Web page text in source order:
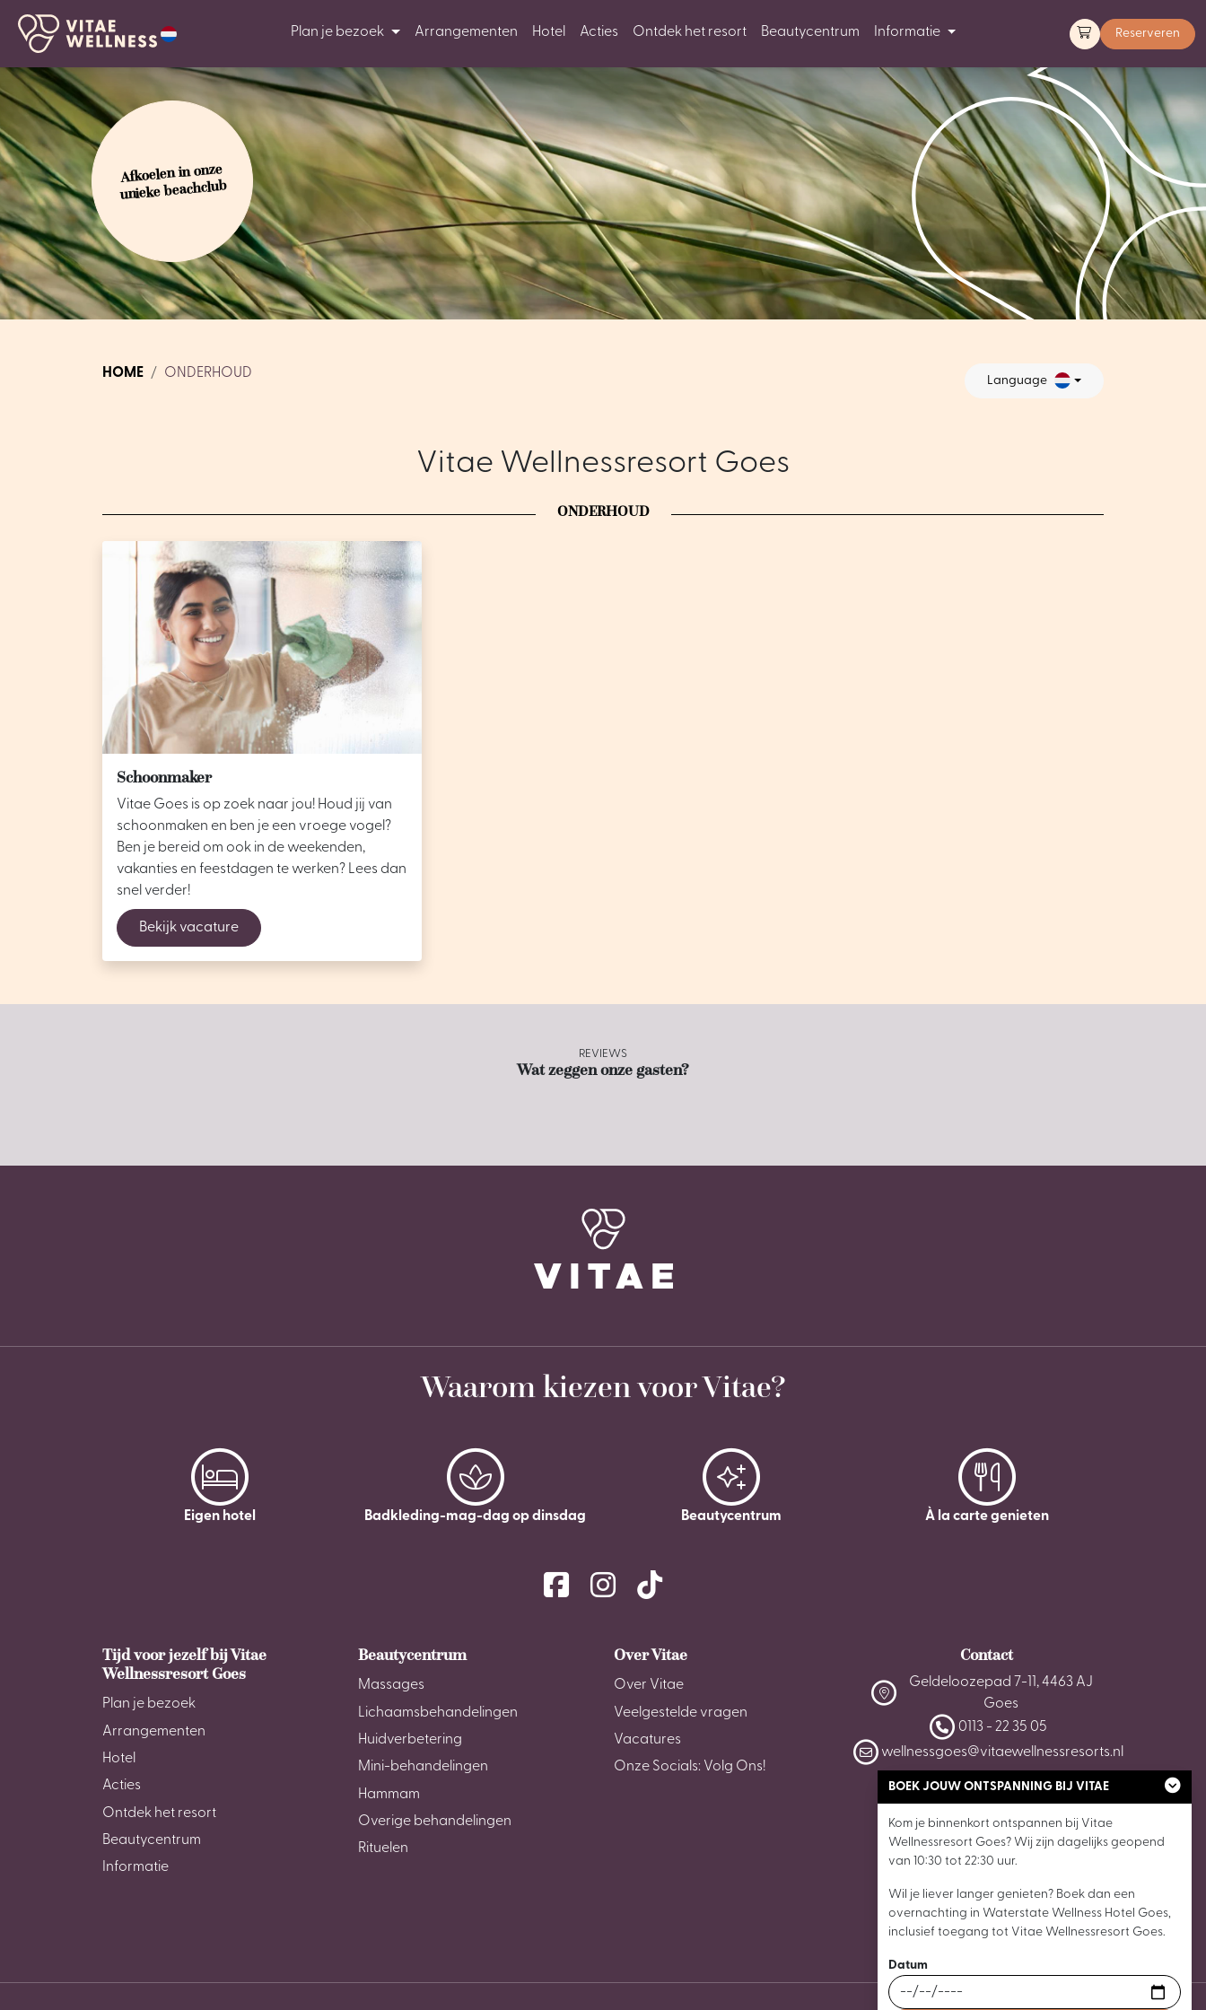
Plan je bezoek Arrangementen Hotel Acties Ontdek het resort Beautycentrum Informatie Reserveren
Afkoelen in onze
unieke beachclub
HOME ONDERHOUD Language
Vitae Wellnessresort Goes
ONDERHOUD
Schoonmaker
Vitae Goes is op zoek naar jou! Houd jij van
schoonmaken en ben je een vroege vogel?
Ben je bereid om ook in de weekenden,
vakanties en feestdagen te werken? Lees dan
snel verder!
Bekijk vacature
REVIEWS
Wat zeggen onze gasten?
Waarom kiezen voor Vitae?
Eigen hotel Badkleding-mag-dag op dinsdag Beautycentrum À la carte genieten
Tijd voor jezelf bij Vitae
Wellnessresort Goes
Plan je bezoek
Arrangementen
Hotel
Acties
Ontdek het resort
Beautycentrum
Informatie
Beautycentrum
Massages
Lichaamsbehandelingen
Huidverbetering
Mini-behandelingen
Hammam
Overige behandelingen
Rituelen
Over Vitae
Over Vitae
Veelgestelde vragen
Vacatures
Onze Socials: Volg Ons!
Contact
Geldeloozepad 7-11, 4463 AJ
Goes
0113 - 22 35 05
wellnessgoes@vitaewellnessresorts.nl
BOEK JOUW ONTSPANNING BIJ VITAE
Kom je binnenkort ontspannen bij Vitae
Wellnessresort Goes? Wij zijn dagelijks geopend
van 10:30 tot 22:30 uur.
Wil je liever langer genieten? Boek dan een
overnachting in Waterstate Wellness Hotel Goes,
inclusief toegang tot Vitae Wellnessresort Goes.
Datum